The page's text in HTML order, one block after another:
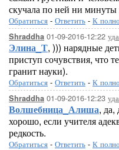
скучала по ней ни минуты
Обратиться - Ответить - К
Shraddha 01-09-2016-12:22
Элина_Т, ))) нарядные
приступ сочувствия, что
гранит науки).
Обратиться - Ответить - К
Shraddha 01-09-2016-12:23
Волшебница_Алиша, да,
хорошо, если учителя
редкость.
Обратиться - Ответить - К